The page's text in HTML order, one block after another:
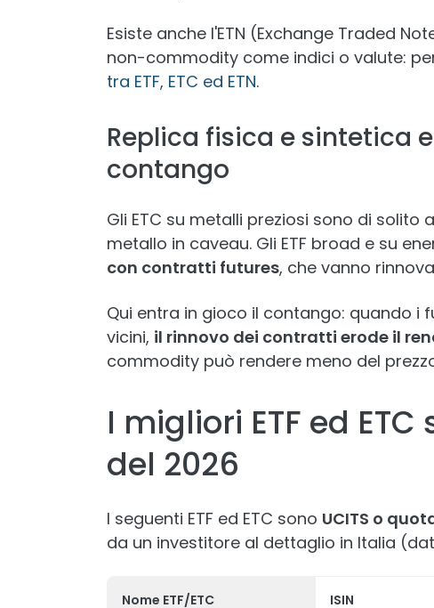
Esiste anche l'ETN (Exchange Traded
non-commodity come indici o valute:
tra ETF, ETC ed ETN.
Replica fisica e sintetica
contango
Gli ETC su metalli preziosi sono di
metallo in caveau. Gli ETF broad e su
con contratti futures, che vanno
Qui entra in gioco il contango: quando i
vicini, il rinnovo dei contratti erode il
commodity può rendere meno del
I migliori ETF ed
del 2026
I seguenti ETF ed ETC sono UCITS o
da un investitore al dettaglio in Italia
Nome ETF/ETC ISIN